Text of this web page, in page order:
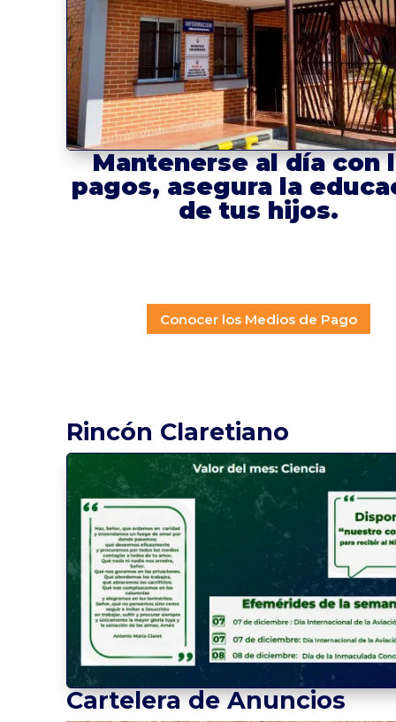
Mantenerse al día con
pagos, asegura la
de tus hijos.
Conocer los Medios de Pago
Rincón Claretiano
Cartelera de Anuncios